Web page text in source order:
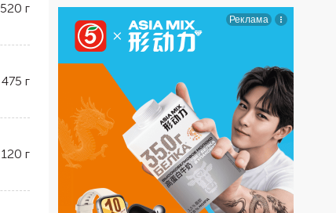
520 г
475 г
120 г